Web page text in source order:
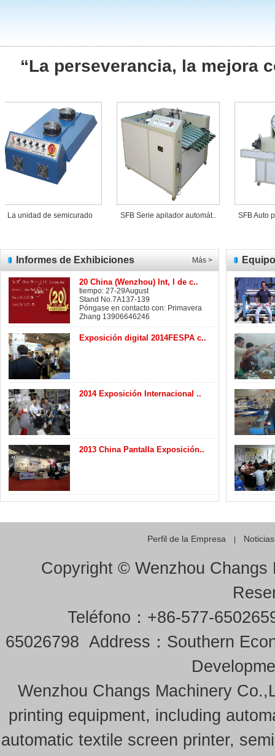
“La perseverancia, la mejora
“honesto y confiable,
unidad de semicurado SFB Serie apilador automát.. SFB Auto
Informes de Exhibiciones Más >
20 China (Wenzhou) Int, l de c..
tiempo: 27-29August
Stand No.7A137-139
Póngase en contacto con: Primavera
Zhang 13906646246
Exposición digital 2014FESPA c..
2014 Exposición Internacional ..
2013 China Pantalla Exposición..
Perfil de la Empresa Noticias
Copyright © Wenzhou Changs
Teléfono：+86-577-
65026798 Address：Southern
Wenzhou Changs Machinery
printing equipment, including
automatic textile screen printer,